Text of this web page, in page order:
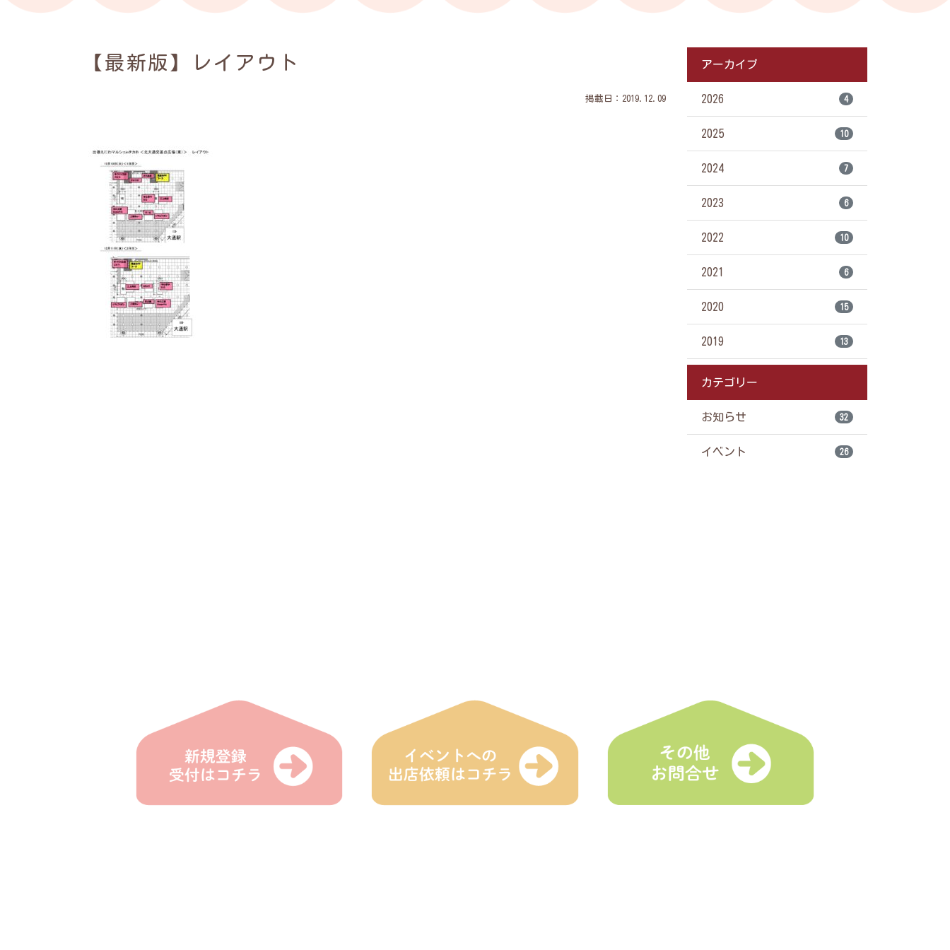
【最新版】レイアウト
掲載日：2019.12.09
アーカイブ
2026 4
2025 10
2024 7
2023 6
2022 10
2021 6
2020 15
2019 13
カテゴリー
お知らせ 32
イベント 26